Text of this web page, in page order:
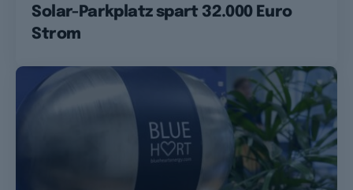
Solar-Parkplatz spart 32.000 Euro
Strom